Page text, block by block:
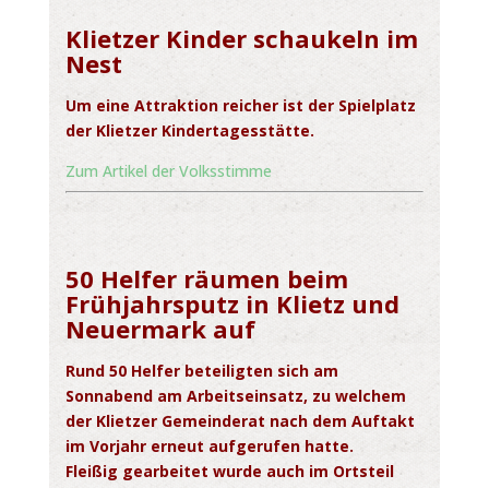
Klietzer Kinder schaukeln im
Nest
Um eine Attraktion reicher ist der Spielplatz
der Klietzer Kindertagesstätte.
Zum Artikel der Volksstimme
50 Helfer räumen beim
Frühjahrsputz in Klietz und
Neuermark auf
Rund 50 Helfer beteiligten sich am
Sonnabend am Arbeitseinsatz, zu welchem
der Klietzer Gemeinderat nach dem Auftakt
im Vorjahr erneut aufgerufen hatte.
Fleißig gearbeitet wurde auch im Ortsteil